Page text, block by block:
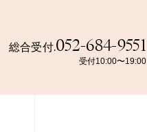
総合受付.052-684-9551
受付10:00〜19:00